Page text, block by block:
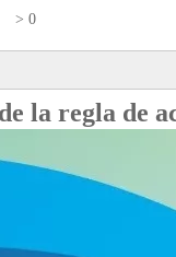
> 0
la regla de